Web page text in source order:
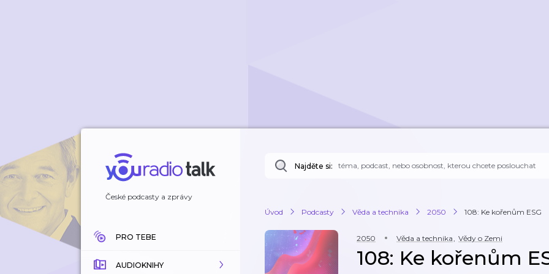
České podcasty a zprávy
PRO TEBE
AUDIOKNIHY
Najděte si:
Úvod Podcasty Věda a technika 2050 108: Ke kořenům ESG
2050 Věda a technika, Vědy o Zemi
108: Ke kořenům